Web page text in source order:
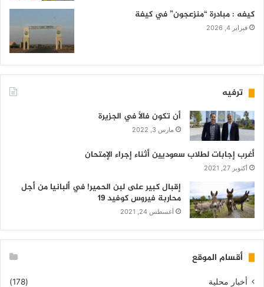
كيفه : مبادرة “منزعجون” في كيفة
فبراير 4, 2026
ترفيه
أن تكون فالاً في الجزيرة
مارس 3, 2022
أغرب إجابات لطلاب سعوديين أثناء إجراء الإمتحان
أكتوبر 27, 2021
إقبال كبير على لبن الحمير! في ألبانيا من أجل
محاربة فيروس كوفيد 19
أغسطس 24, 2021
أقسام الموقع
أخبار محلية
(178)